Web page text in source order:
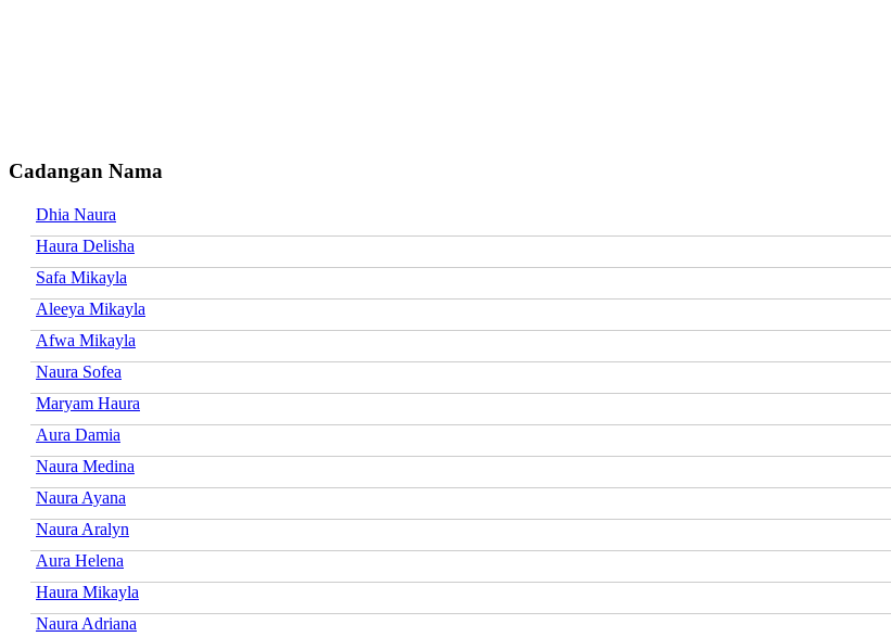
Cadangan Nama
Dhia Naura
Haura Delisha
Safa Mikayla
Aleeya Mikayla
Afwa Mikayla
Naura Sofea
Maryam Haura
Aura Damia
Naura Medina
Naura Ayana
Naura Aralyn
Aura Helena
Haura Mikayla
Naura Adriana